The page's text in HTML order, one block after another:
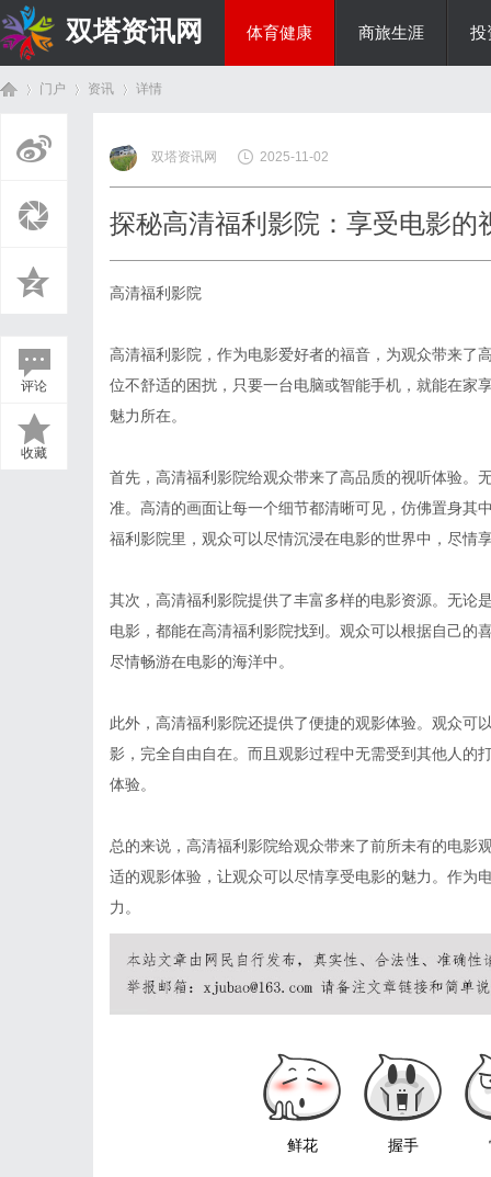
双塔资讯网 体育健康 商旅生涯 投
门户 资讯
›
详情
评论
收藏
双塔资讯网 2025-11-02
探秘高清福利影院：享受电影的
高清福利影院
高清福利影院，作为电影爱好者的福音，为观众带来了
位不舒适的困扰，只要一台电脑或智能手机，就能在家
魅力所在。
首先，高清福利影院给观众带来了高品质的视听体验。
准。高清的画面让每一个细节都清晰可见，仿佛置身其
福利影院里，观众可以尽情沉浸在电影的世界中，尽情
其次，高清福利影院提供了丰富多样的电影资源。无论
电影，都能在高清福利影院找到。观众可以根据自己的
尽情畅游在电影的海洋中。
此外，高清福利影院还提供了便捷的观影体验。观众可
影，完全自由自在。而且观影过程中无需受到其他人的
体验。
总的来说，高清福利影院给观众带来了前所未有的电影
适的观影体验，让观众可以尽情享受电影的魅力。作为
力。
鲜花 握手